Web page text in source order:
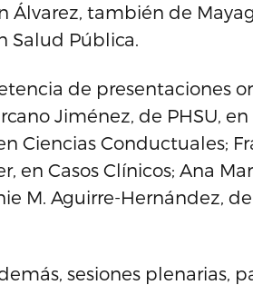
Álvarez, también de
Salud Pública.
de presentaciones
Jiménez, de PHSU, en
Ciencias Conductuales;
en Casos Clínicos; Ana
M. Aguirre-Hernández, de
sesiones plenarias,